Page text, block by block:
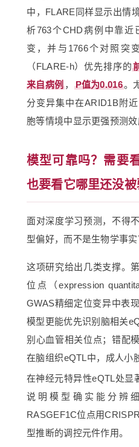
中，FLARE同样显示出情
析763个CHD病例中靠近
变，并与1766个对照突
（FLARE-h）优先排序的
来自病例 ， P值为0.016。
分变异集中在ARID1B附
胞等情境中显示更强预测效
模型可靠吗？需要
也要看它哪里还没
面对深度学习预测，不得
型偏好，而不是生物学事实
这项研究给出几类支撑。
位点（expression
GWAS精细定位变异中表
模型更能优先识别脑相关
别心血管相关位点；错配
在脑组织eQTL中，成人小
在神经元特异性eQTL处显
说明模型确实能分辨
RASGEF1C位点用
型推断的调控元件作用。